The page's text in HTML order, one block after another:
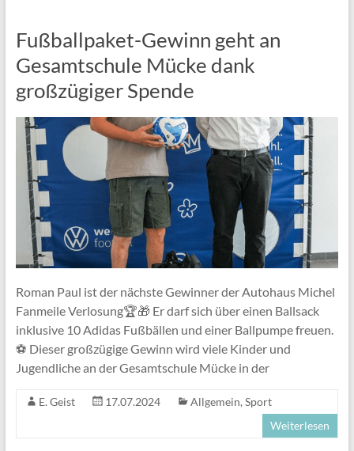
Fußballpaket-Gewinn geht an
Gesamtschule Mücke dank
großzügiger Spende
Roman Paul ist der nächste Gewinner der Autohaus Michel
Fanmeile Verlosung🏆🎁 Er darf sich über einen Ballsack
inklusive 10 Adidas Fußbällen und einer Ballpumpe freuen.
⚽ Dieser großzügige Gewinn wird viele Kinder und
Jugendliche an der Gesamtschule Mücke in der
E. Geist 17.07.2024 Allgemein, Sport
Weiterlesen